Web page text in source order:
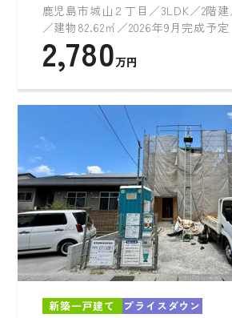
鹿児島市城山２丁目／3LDK／2階
／建物82.62㎡／2026年9月完成予定
2,780万円
新築一戸建て プライスダウン